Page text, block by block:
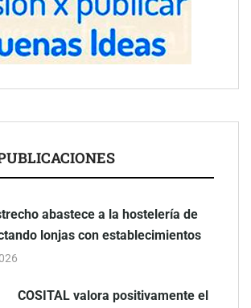
abastece a la hostelería de
lonjas con establecimientos
COSITAL valora positivamente el